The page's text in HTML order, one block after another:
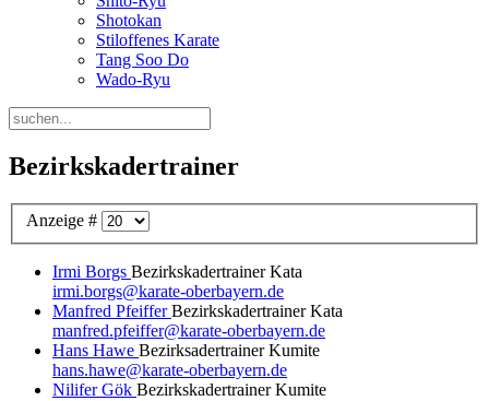
Shotokan
Stiloffenes Karate
Tang Soo Do
Wado-Ryu
Bezirkskadertrainer
Anzeige #
Irmi Borgs Bezirkskadertrainer Kata
irmi.borgs@karate-oberbayern.de
Manfred PfeifferBezirkskadertrainer Kata
manfred.pfeiffer@karate-oberbayern.de
Hans Hawe Bezirksadertrainer Kumite
hans.hawe@karate-oberbayern.de
Nilifer Gök Bezirkskadertrainer Kumite